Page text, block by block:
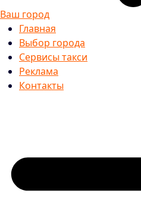
Ваш город
Главная
Выбор города
Сервисы такси
Реклама
Контакты